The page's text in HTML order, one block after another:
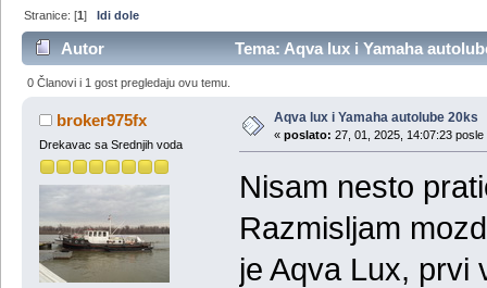
Stranice: [1]Idi dole
Autor Tema: Aqva lux i Yamaha
0 Članovi i 1 gost pregledaju ovu temu.
broker975fx
Drekavac sa Srednjih voda
Aqva lux i Yamaha autolube 20ks
« poslato: 27, 01, 2025, 14:07:23 posle
Nisam nesto
Razmisljam
je Aqva Lux, prvi